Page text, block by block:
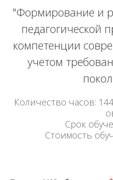
"Формирование и
педагогической
компетенции
учетом
Количество часов:
Срок
Стоимость